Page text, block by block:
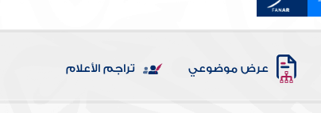
عرض موضوعي تراجم الأعلام